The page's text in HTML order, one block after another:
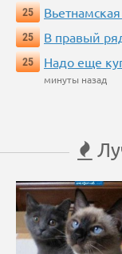
25
25
В правый
25
Надо еще
минуты назад